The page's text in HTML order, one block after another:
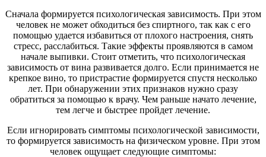
Сначала формируется психологическая зависимость. При этом
человек не может обходиться без спиртного, так как с его
помощью удается избавиться от плохого настроения, снять
стресс, расслабиться. Такие эффекты проявляются в самом
начале выпивки. Стоит отметить, что психологическая
зависимость от вина развивается долго. Если принимается не
крепкое вино, то пристрастие формируется спустя несколько
лет. При обнаружении этих признаков нужно сразу
обратиться за помощью к врачу. Чем раньше начато лечение,
тем легче и быстрее пройдет лечение.
Если игнорировать симптомы психологической зависимости,
то формируется зависимость на физическом уровне. При этом
человек ощущает следующие симптомы: